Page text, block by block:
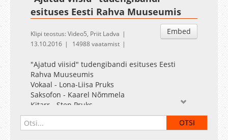
esituses Eesti Rahva Muuseumis
Embed
Klipi teostus: Video5, Priit Ladva
13.10.2016
14988 vaatamist
"Ajatud viisid" tudengibandi esituses Eesti
Rahva Muuseumis
Vokaal - Lona-Liisa Pruks
Saksofon - Kaarel Nõmmela
Kitarr - Sten Pruks
Heli - Kaarel Tamra
Video - Video5